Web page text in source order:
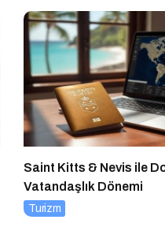
Saint Kitts & Nevis ile
Vatandaşlık Dönemi
Turizm